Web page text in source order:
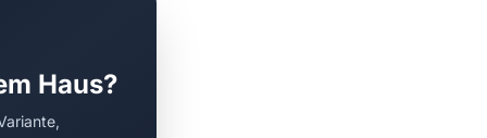
Haus?